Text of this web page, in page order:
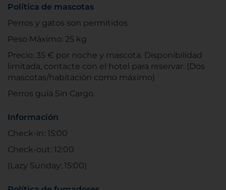
Política de mascotas
Perros y gatos son permitidos
Peso Máximo: 25 kg
Precio: 35 € por noche y mascota. Disponibilidad
limitada, contacte con el hotel para reservar. (Dos
mascotas/habitación como máximo)
Perros guía Sin Cargo.
Información
Check-in: 15:00
Check-out: 12:00
(Lazy Sunday: 15:00)